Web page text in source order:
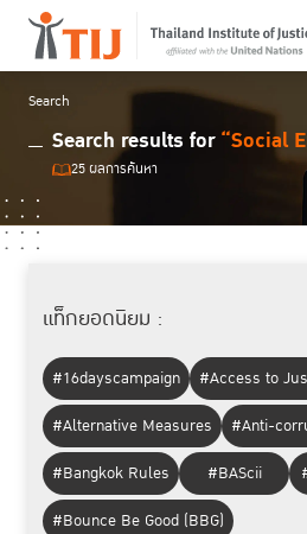
Search
Search results for“Social
25 ผลการค้นหา
แท็กยอดนิยม :
#16dayscampaign #Access to
#Alternative Measures
#Anti-
#Bangkok Rules
#BAScii
#Bounce Be Good (BBG)